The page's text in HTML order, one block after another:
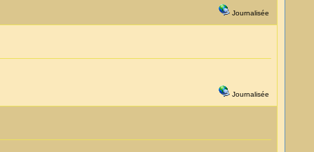
Journalisée
Journalisée